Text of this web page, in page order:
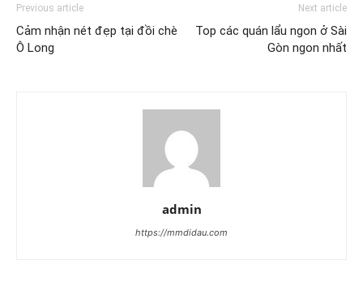
Previous article
Cảm nhận nét đẹp tại đồi chè
Ô Long
Next article
Top các quán lẩu ngon ở Sài
Gòn ngon nhất
admin
https://mmdidau.com